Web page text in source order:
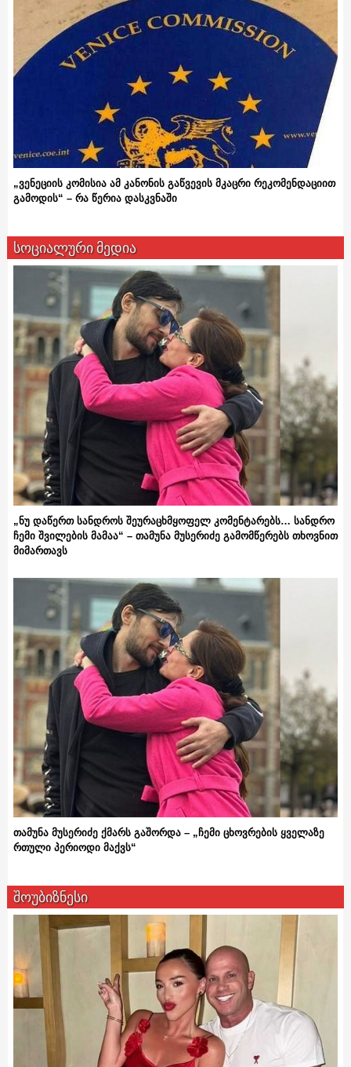
„ვენეციის კომისია ამ კანონის გაწვევის მკაცრი რეკომენდაციით
გამოდის“ – რა წერია დასკვნაში
სოციალური მედია
„ნუ დაწერთ სანდროს შეურაცხმყოფელ კომენტარებს… სანდრო
ჩემი შვილების მამაა“ – თამუნა მუსერიძე გამომწერებს თხოვნით
მიმართავს
თამუნა მუსერიძე ქმარს გაშორდა – „ჩემი ცხოვრების ყველაზე
რთული პერიოდი მაქვს“
შოუბიზნესი